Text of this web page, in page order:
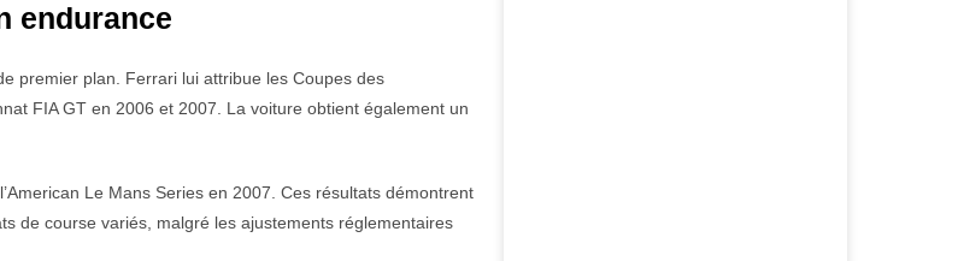
endurance
premier plan. Ferrari lui attribue les Coupes des
FIA GT en 2006 et 2007. La voiture obtient également un
Le Mans Series en 2007. Ces résultats démontrent
de course variés, malgré les ajustements réglementaires